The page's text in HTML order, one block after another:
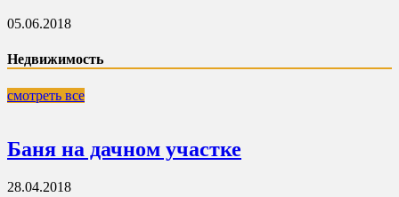
05.06.2018
Недвижимость
смотреть все
Баня на дачном участке
28.04.2018